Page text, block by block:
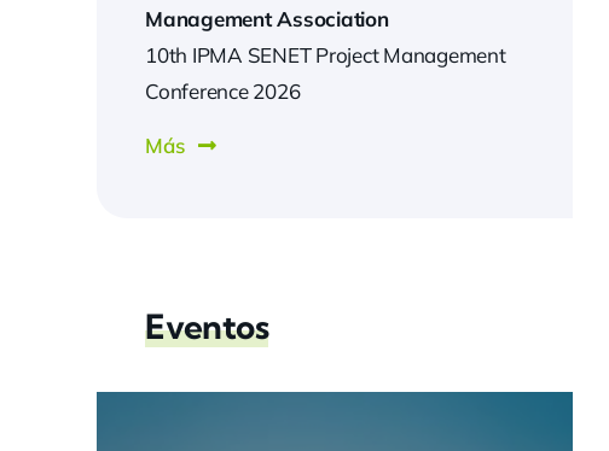
Management Association
10th IPMA SENET Project Management
Conference 2026
Más
Eventos